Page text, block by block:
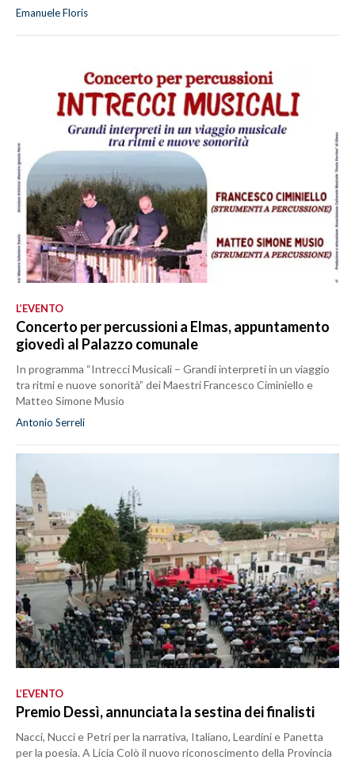
Emanuele Floris
L’EVENTO
Concerto per percussioni a Elmas, appuntamento
giovedì al Palazzo comunale
In programma “Intrecci Musicali – Grandi interpreti in un viaggio
tra ritmi e nuove sonorità” dei Maestri Francesco Ciminiello e
Matteo Simone Musio
Antonio Serreli
L’EVENTO
Premio Dessì, annunciata la sestina dei finalisti
Nacci, Nucci e Petri per la narrativa, Italiano, Leardini e Panetta
per la poesia. A Licia Colò il nuovo riconoscimento della Provincia